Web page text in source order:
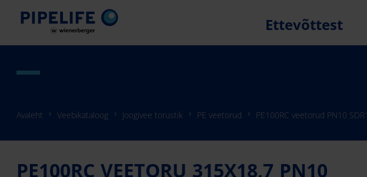
Ettevõttest
Avaleht Veebikataloog Joogivee torustik PE veetorud PE100RC veetorud PN10
PE100RC VEETORU 315X18,7 PN10